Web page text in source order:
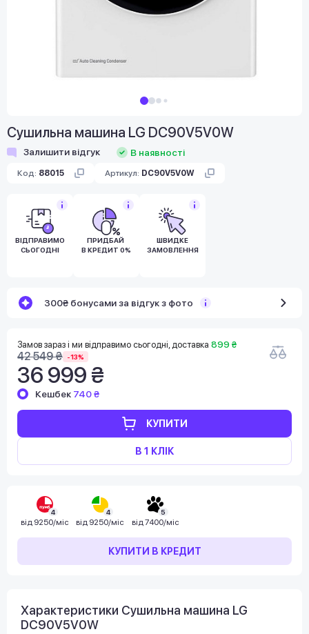
Сушильна машина LG DC90V5V0W
Залишити відгук В наявності
Код: 88015 Артикул: DC90V5V0W
ВІДПРАВИМО
СЬОГОДНІ
ПРИДБАЙ
В КРЕДИТ 0%
ШВИДКЕ
ЗАМОВЛЕННЯ
300₴ бонусами за відгук з фото
Замов зараз і ми відправимо сьогодні, доставка 899 ₴
42 549 ₴ -13%
36 999 ₴
КУПИТИ
В 1 КЛІК
Кешбек 740 ₴
4
від 9250/міс
4
від 9250/міс
5
від 7400/міс
КУПИТИ В КРЕДИТ
Характеристики Сушильна машина LG
DC90V5V0W